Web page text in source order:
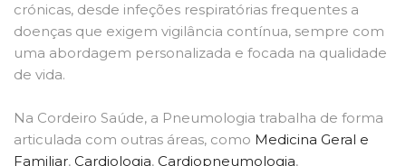
crónicas, desde infeções respiratórias frequentes a
doenças que exigem vigilância contínua, sempre com
uma abordagem personalizada e focada na qualidade
de vida.
Na Cordeiro Saúde, a Pneumologia trabalha de forma
articulada com outras áreas, como Medicina Geral e
Familiar, Cardiologia, Cardiopneumologia,